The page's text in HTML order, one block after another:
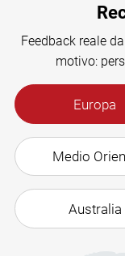
Feedback reale
motivo:
Europa
Medio
Australia
La